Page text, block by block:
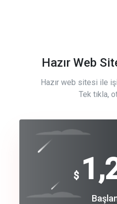
Hazır Web
Hazır web sitesi ile
Tek tıkla,
$
Free
Basic